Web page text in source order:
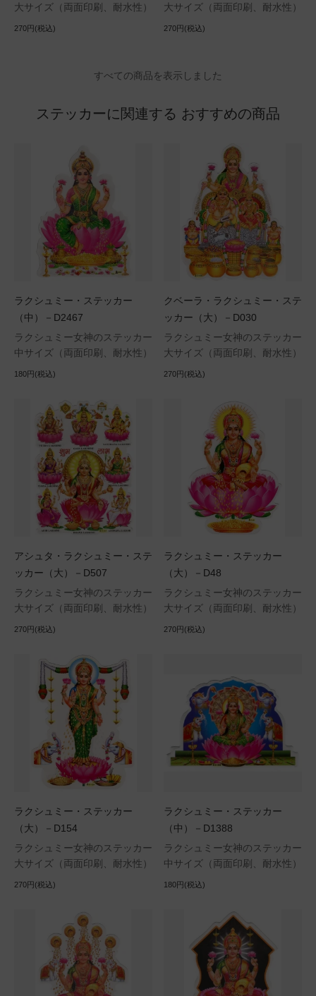
大サイズ（両面印刷、耐水性）
270円(税込)
大サイズ（両面印刷、耐水性）
270円(税込)
すべての商品を表示しました
ステッカーに関連する おすすめの商品
ラクシュミー・ステッカー
（中）－D2467
ラクシュミー女神のステッカー
中サイズ（両面印刷、耐水性）
180円(税込)
クベーラ・ラクシュミー・ステ
ッカー（大）－D030
ラクシュミー女神のステッカー
大サイズ（両面印刷、耐水性）
270円(税込)
アシュタ・ラクシュミー・ステ
ッカー（大）－D507
ラクシュミー女神のステッカー
大サイズ（両面印刷、耐水性）
270円(税込)
ラクシュミー・ステッカー
（大）－D48
ラクシュミー女神のステッカー
大サイズ（両面印刷、耐水性）
270円(税込)
ラクシュミー・ステッカー
（大）－D154
ラクシュミー女神のステッカー
大サイズ（両面印刷、耐水性）
270円(税込)
ラクシュミー・ステッカー
（中）－D1388
ラクシュミー女神のステッカー
中サイズ（両面印刷、耐水性）
180円(税込)